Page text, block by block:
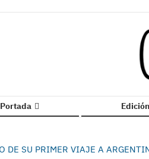
Portada
DE SU PRIMER VIAJE A